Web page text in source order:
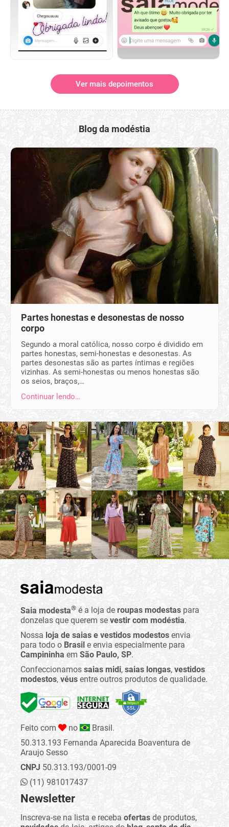
Ver mais depoimentos
Blog da modéstia
Partes honestas e desonestas de nosso
corpo
Segundo a moral católica, nosso corpo é dividido em
partes honestas, semi-honestas e desonestas. As
partes desonestas são as partes íntimas e regiões
vizinhas. As semi-honestas ou menos honestas são
os seios, braços,…
Continuar lendo…
Saia modesta® é a loja de roupas modestas para
donzelas que querem se vestir com modéstia.
Nossa loja de saias e vestidos modestos envia
para todo o Brasil e envia especialmente para
Campininha em São Paulo, SP.
Confeccionamos saias midi, saias longas, vestidos
modestos, véus entre outros produtos de qualidade.
Feito com no
Brasil.
50.313.193 Fernanda Aparecida Boaventura de
Araujo Sesso
CNPJ 50.313.193/0001-09
(11) 981017437
Newsletter
Inscreva-se na lista e receba ofertas de produtos,